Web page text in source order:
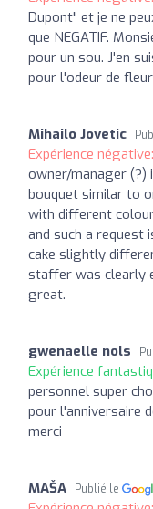
Dupont" et je ne
que NEGATIF.
pour un sou. J'en
pour l'odeur de
Mihailo Jovetic
Expérience négative:
owner/manager (?)
bouquet similar to
with different
and such a request
cake slightly
staffer was clearly
great.
gwenaelle nols
Expérience
personnel super
pour l'anniversaire
merci
MAŠA Publié le